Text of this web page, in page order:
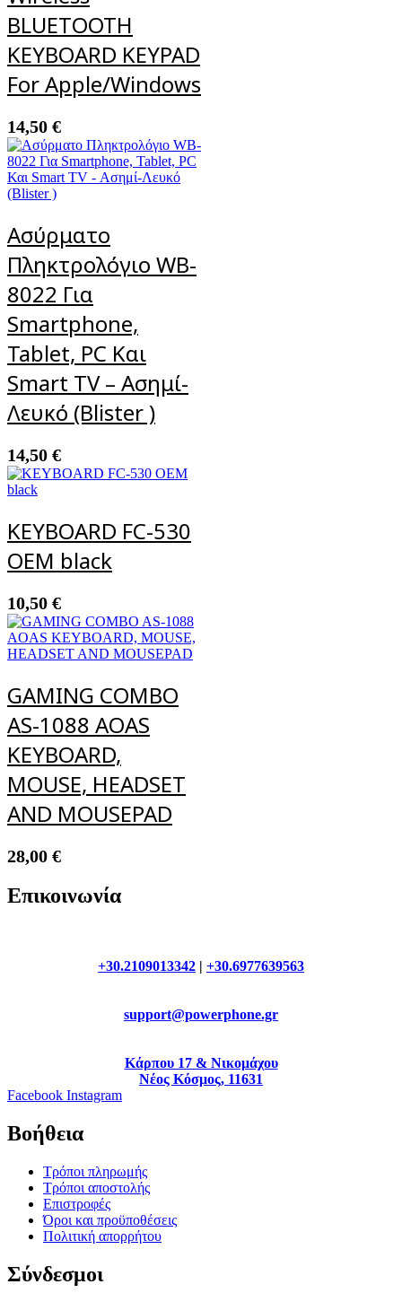
BLUETOOTH
KEYBOARD KEYPAD
For Apple/Windows
14,50 €
Ασύρματο
Πληκτρολόγιο WB-
8022 Για
Smartphone,
Tablet, PC Και
Smart TV – Ασημί-
Λευκό (Blister )
14,50 €
KEYBOARD FC-530
ΟΕΜ black
10,50 €
GAMING COMBO
AS-1088 AOAS
KEYBOARD,
MOUSE, HEADSET
AND MOUSEPAD
28,00 €
Επικοινωνία
+30.2109013342 | +30.6977639563
support@powerphone.gr
Κάρπου 17 & Νικομάχου
Νέος Κόσμος, 11631
Facebook Instagram
Βοήθεια
Τρόποι πληρωμής
Τρόποι αποστολής
Επιστροφές
Όροι και προϋποθέσεις
Πολιτική απορρήτου
Σύνδεσμοι